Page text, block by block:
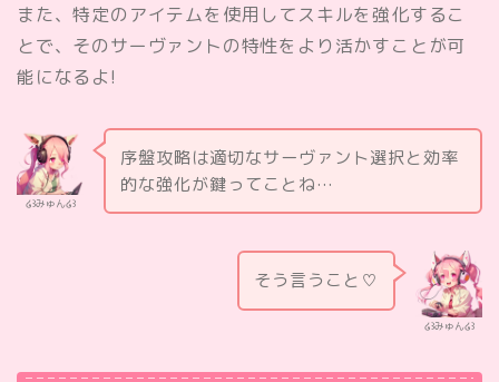
また、特定のアイテムを使用してスキルを強化するこ
とで、そのサーヴァントの特性をより活かすことが可
能になるよ!
໒꒱みゅん໒꒱
序盤攻略は適切なサーヴァント選択と効率
的な強化が鍵ってことね…
໒꒱みゅん໒꒱
そう言うこと♡